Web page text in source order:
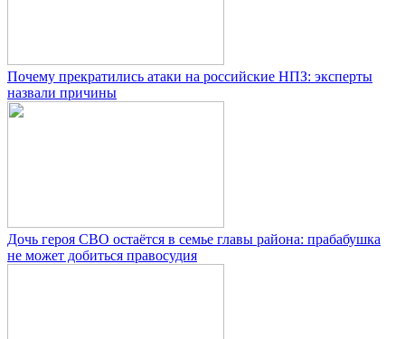
Почему прекратились атаки на российские НПЗ: эксперты
назвали причины
Дочь героя СВО остаётся в семье главы района: прабабушка
не может добиться правосудия